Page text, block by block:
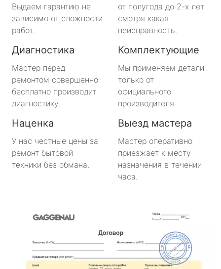
Выдаем гарантию не
зависимо от сложности
работ.
от полугода до 2-х лет
смотря какая
неисправность.
Диагностика
Мастер перед
ремонтом совершенно
бесплатно производит
диагностику.
Комплектующие
Мы применяем детали
только от
официального
производителя.
Наценка
У нас честные цены за
ремонт бытовой
техники без обмана.
Выезд мастера
Мастер оперативно
приезжает к месту
назначения в течении
часа.